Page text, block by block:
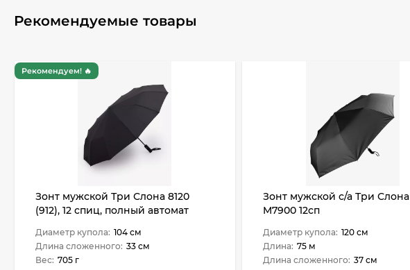
Рекомендуемые товары
Рекомендуем! 🔥
Зонт мужской Три Слона 8120
(912), 12 спиц, полный автомат
Диаметр купола: 104 см
Длина сложенного: 33 см
Вес: 705 г
Зонт мужской с/а Три Слона
M7900 12сп
Диаметр купола: 120 см
Длина: 75 м
Длина сложенного: 37 см